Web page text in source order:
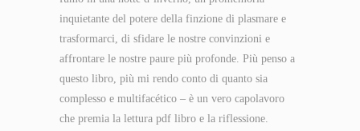
inquietante del potere della finzione di plasmare e
trasformarci, di sfidare le nostre convinzioni e
affrontare le nostre paure più profonde. Più penso a
questo libro, più mi rendo conto di quanto sia
complesso e multifacético – è un vero capolavoro
che premia la lettura pdf libro e la riflessione.